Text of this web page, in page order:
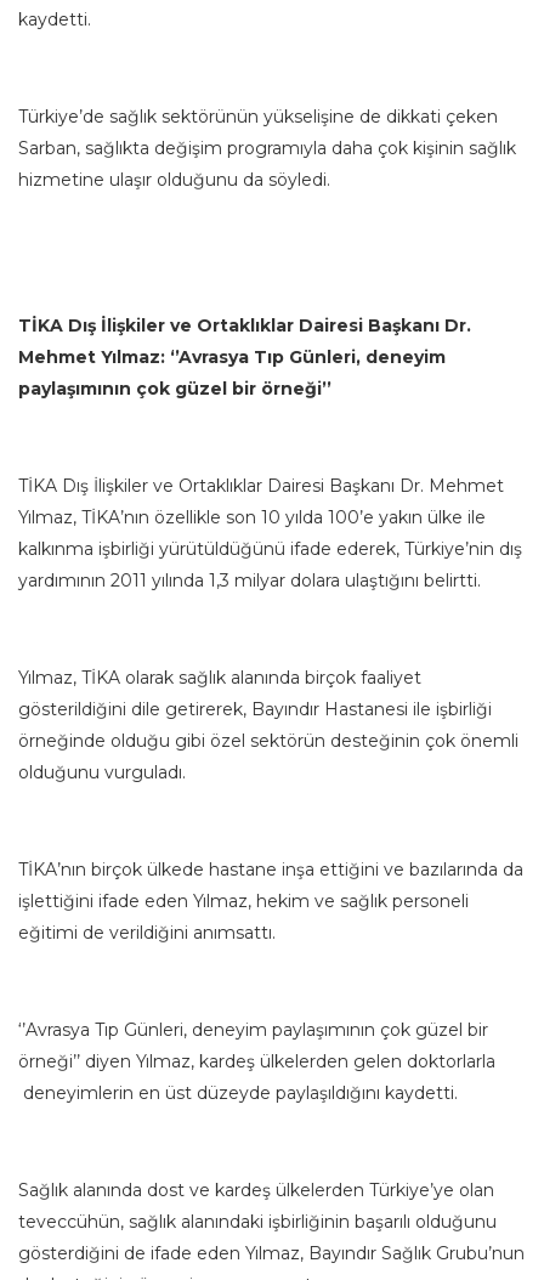
kaydetti.
Türkiye’de sağlık sektörünün yükselişine de dikkati çeken
Sarban, sağlıkta değişim programıyla daha çok kişinin sağlık
hizmetine ulaşır olduğunu da söyledi.
TİKA Dış İlişkiler ve Ortaklıklar Dairesi Başkanı Dr.
Mehmet Yılmaz: ‘’Avrasya Tıp Günleri, deneyim
paylaşımının çok güzel bir örneği’’
TİKA Dış İlişkiler ve Ortaklıklar Dairesi Başkanı Dr. Mehmet
Yılmaz, TİKA’nın özellikle son 10 yılda 100’e yakın ülke ile
kalkınma işbirliği yürütüldüğünü ifade ederek, Türkiye’nin dış
yardımının 2011 yılında 1,3 milyar dolara ulaştığını belirtti.
Yılmaz, TİKA olarak sağlık alanında birçok faaliyet
gösterildiğini dile getirerek, Bayındır Hastanesi ile işbirliği
örneğinde olduğu gibi özel sektörün desteğinin çok önemli
olduğunu vurguladı.
TİKA’nın birçok ülkede hastane inşa ettiğini ve bazılarında da
işlettiğini ifade eden Yılmaz, hekim ve sağlık personeli
eğitimi de verildiğini anımsattı.
‘’Avrasya Tıp Günleri, deneyim paylaşımının çok güzel bir
örneği’’ diyen Yılmaz, kardeş ülkelerden gelen doktorlarla
deneyimlerin en üst düzeyde paylaşıldığını kaydetti.
Sağlık alanında dost ve kardeş ülkelerden Türkiye’ye olan
teveccühün, sağlık alanındaki işbirliğinin başarılı olduğunu
gösterdiğini de ifade eden Yılmaz, Bayındır Sağlık Grubu’nun